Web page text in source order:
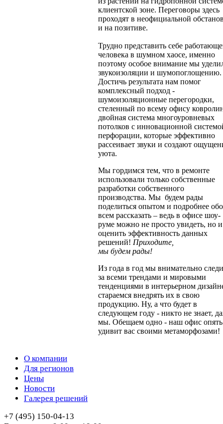
клиентской зоне. Переговоры здесь
проходят в неофициальной
и на позитиве.
Трудно представить себе
человека в шумном хаосе, именно
поэтому особое внимание мы
звукоизоляции и шумопоглощению.
Достичь результата нам помог
комплексный подход -
шумоизоляционные перегородки,
стеленный по всему офису
двойная система многоуровневых
потолков с инновационной
перфорации, которые эффективно
рассеивает звуки и создают
уюта.
Мы гордимся тем, что в ремонте
использовали только собственные
разработки собственного
производства. Мы будем рады
поделиться опытом и подробнее обо
всем рассказать – ведь в офисе шоу-
руме можно не просто увидеть, но и
оценить эффективность данных
решений! Приходите,
мы будем рады!
Из года в год мы внимательно
за всеми трендами и мировыми
тенденциями в интерьерном
стараемся внедрять их в свою
продукцию. Ну, а что будет в
следующем году - никто не знает,
мы. Обещаем одно - наш офис опять
удивит вас своими метаморфозами!
О компании
Для регионов
Цены
Новости
Галерея решений
+7 (495) 150-04-13